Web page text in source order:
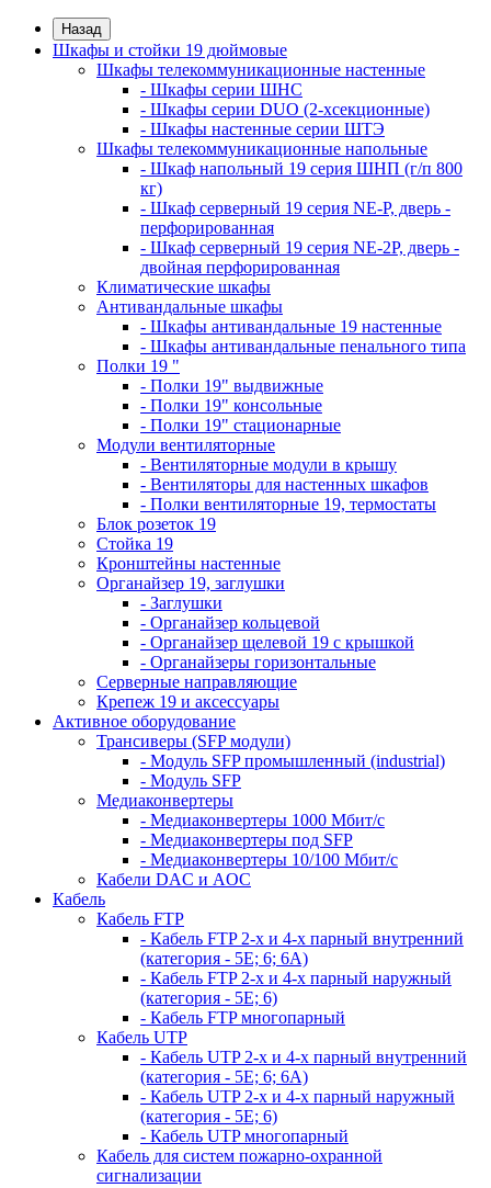
Назад
Шкафы и стойки 19 дюймовые
Шкафы телекоммуникационные настенные
- Шкафы серии ШНС
- Шкафы серии DUO (2-хсекционные)
- Шкафы настенные серии ШТЭ
Шкафы телекоммуникационные напольные
- Шкаф напольный 19 серия ШНП (г/п 800
кг)
- Шкаф серверный 19 серия NE-P, дверь -
перфорированная
- Шкаф серверный 19 серия NE-2P, дверь -
двойная перфорированная
Климатические шкафы
Антивандальные шкафы
- Шкафы антивандальные 19 настенные
- Шкафы антивандальные пенального типа
Полки 19 "
- Полки 19" выдвижные
- Полки 19" консольные
- Полки 19" стационарные
Модули вентиляторные
- Вентиляторные модули в крышу
- Вентиляторы для настенных шкафов
- Полки вентиляторные 19, термостаты
Блок розеток 19
Стойка 19
Кронштейны настенные
Органайзер 19, заглушки
- Заглушки
- Органайзер кольцевой
- Органайзер щелевой 19 с крышкой
- Органайзеры горизонтальные
Серверные направляющие
Крепеж 19 и аксессуары
Активное оборудование
Трансиверы (SFP модули)
- Модуль SFP промышленный (industrial)
- Модуль SFP
Медиаконвертеры
- Медиаконвертеры 1000 Мбит/с
- Медиаконвертеры под SFP
- Медиаконвертеры 10/100 Мбит/с
Кабели DAC и AOC
Кабель
Кабель FTP
- Кабель FTP 2-х и 4-х парный внутренний
(категория - 5Е; 6; 6А)
- Кабель FTP 2-х и 4-х парный наружный
(категория - 5Е; 6)
- Кабель FTP многопарный
Кабель UTP
- Кабель UTP 2-х и 4-х парный внутренний
(категория - 5Е; 6; 6А)
- Кабель UTP 2-х и 4-х парный наружный
(категория - 5Е; 6)
- Кабель UTP многопарный
Кабель для систем пожарно-охранной
сигнализации